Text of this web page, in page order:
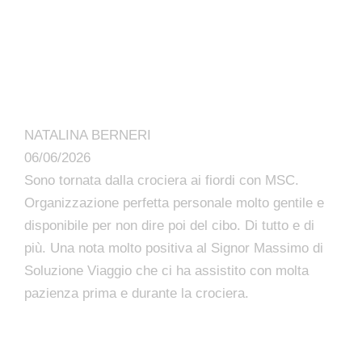
NATALINA BERNERI
06/06/2026
Sono tornata dalla crociera ai fiordi con MSC.
Organizzazione perfetta personale molto gentile e
disponibile per non dire poi del cibo. Di tutto e di
più. Una nota molto positiva al Signor Massimo di
Soluzione Viaggio che ci ha assistito con molta
pazienza prima e durante la crociera.